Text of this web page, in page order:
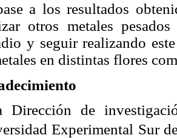
a los resultados
otros metales
y seguir realizando
en distintas flores
Dirección de
Experimental Sur